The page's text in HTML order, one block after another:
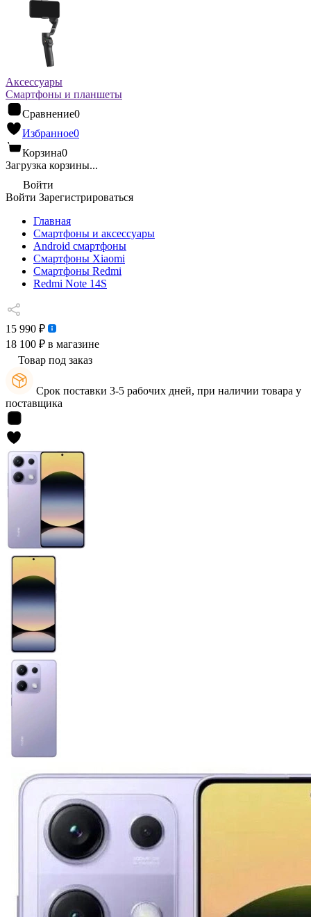
Аксессуары
Смартфоны и планшеты
Сравнение0
Избранное0
Корзина0
Загрузка корзины...
Войти
Войти Зарегистрироваться
Главная
Смартфоны и аксессуары
Android cмартфоны
Смартфоны Xiaomi
Смартфоны Redmi
Redmi Note 14S
15 990 ₽
18 100 ₽ в магазине
Товар под заказ
Срок поставки 3-5 рабочих дней, при наличии товара у
поставщика